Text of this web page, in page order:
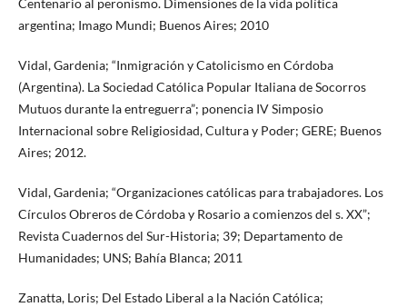
Centenario al peronismo. Dimensiones de la vida política
argentina; Imago Mundi; Buenos Aires; 2010
Vidal, Gardenia; “Inmigración y Catolicismo en Córdoba
(Argentina). La Sociedad Católica Popular Italiana de Socorros
Mutuos durante la entreguerra”; ponencia IV Simposio
Internacional sobre Religiosidad, Cultura y Poder; GERE; Buenos
Aires; 2012.
Vidal, Gardenia; “Organizaciones católicas para trabajadores. Los
Círculos Obreros de Córdoba y Rosario a comienzos del s. XX”;
Revista Cuadernos del Sur-Historia; 39; Departamento de
Humanidades; UNS; Bahía Blanca; 2011
Zanatta, Loris; Del Estado Liberal a la Nación Católica;